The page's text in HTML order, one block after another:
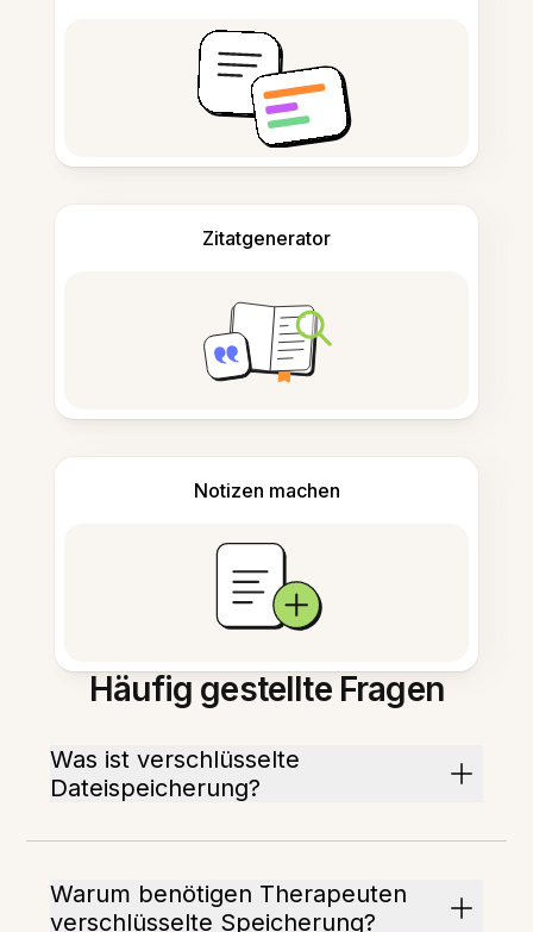
Zitatgenerator
Notizen machen
Häufig gestellte Fragen
Was ist verschlüsselte
Dateispeicherung?
Warum benötigen Therapeuten
verschlüsselte Speicherung?